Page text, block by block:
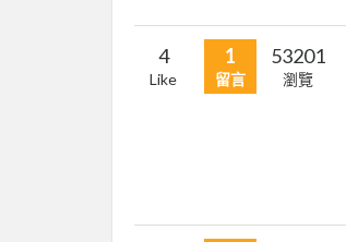
4
Like
1
留言
53201
瀏覽